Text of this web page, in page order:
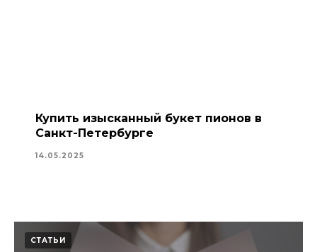
Купить изысканный букет пионов в
Санкт-Петербурге
14.05.2025
СТАТЬИ